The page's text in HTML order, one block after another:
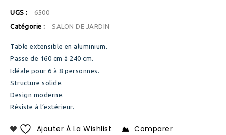
UGS :
6500
Catégorie :
SALON DE JARDIN
Table extensible en aluminium.
Passe de 160 cm à 240 cm.
Idéale pour 6 à 8 personnes.
Structure solide.
Design moderne.
Résiste à l’extérieur.
Ajouter À La Wishlist Comparer